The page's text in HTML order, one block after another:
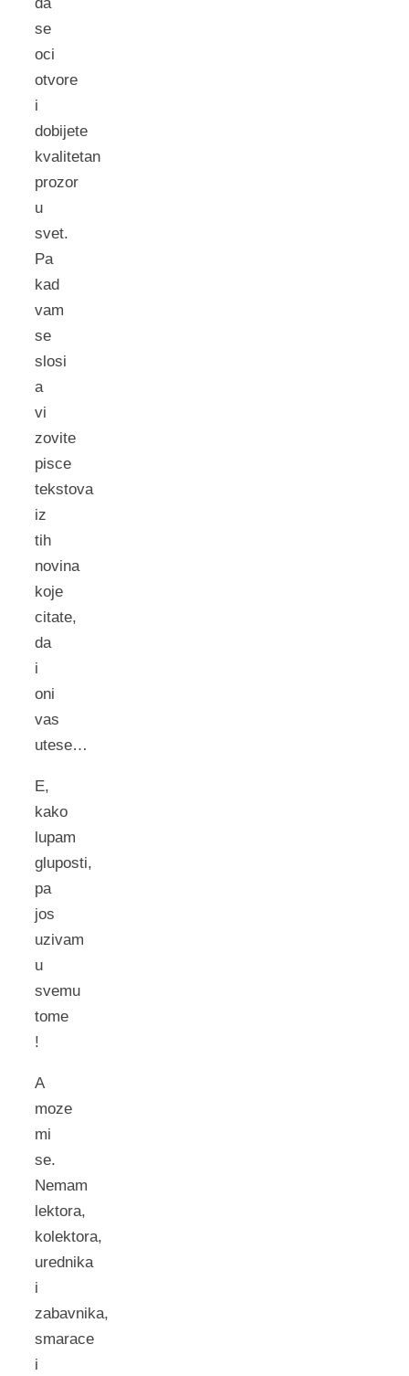
se
oci
otvore
i
dobijete
kvalitetan
prozor
u
svet.
Pa
kad
vam
se
slosi
a
vi
zovite
pisce
tekstova
iz
tih
novina
koje
citate,
da
i
oni
vas
utese…
E,
kako
lupam
gluposti,
pa
jos
uzivam
u
svemu
tome
!
A
moze
mi
se.
Nemam
lektora,
kolektora,
urednika
i
zabavnika,
smarace
i